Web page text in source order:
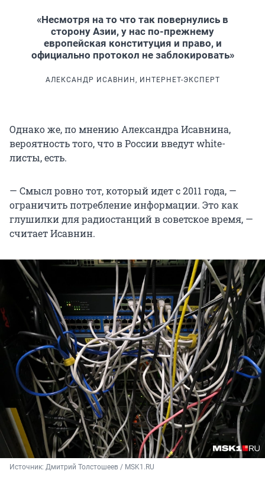
«Несмотря на то что так повернулись в
сторону Азии, у нас по-прежнему
европейская конституция и право, и
официально протокол не заблокировать»
АЛЕКСАНДР ИСАВНИН, ИНТЕРНЕТ-ЭКСПЕРТ
Однако же, по мнению Александра Исавнина,
вероятность того, что в России введут white-
листы, есть.
— Смысл ровно тот, который идет с 2011 года, —
ограничить потребление информации. Это как
глушилки для радиостанций в советское время, —
считает Исавнин.
Источник: Дмитрий Толстошеев / MSK1.RU